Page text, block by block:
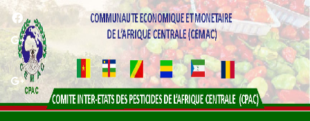
Aller
contenu
principal